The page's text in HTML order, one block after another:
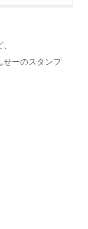
せーのスタンプ